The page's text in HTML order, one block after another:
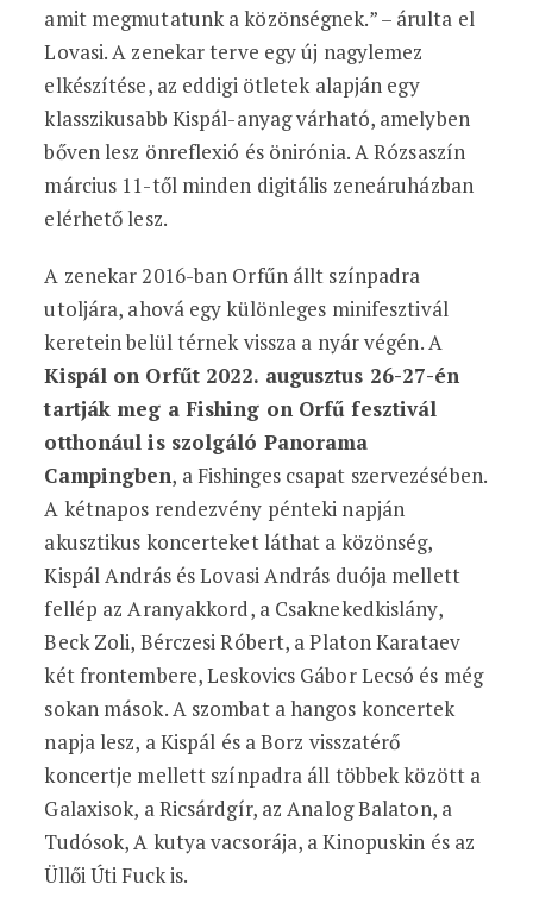
amit megmutatunk a közönségnek.” – árulta el
Lovasi. A zenekar terve egy új nagylemez
elkészítése, az eddigi ötletek alapján egy
klasszikusabb Kispál-anyag várható, amelyben
bőven lesz önreflexió és önirónia. A Rózsaszín
március 11-től minden digitális zeneáruházban
elérhető lesz.
A zenekar 2016-ban Orfűn állt színpadra
utoljára, ahová egy különleges minifesztivál
keretein belül térnek vissza a nyár végén. A
Kispál on Orfűt 2022. augusztus 26-27-én
tartják meg a Fishing on Orfű fesztivál
otthonául is szolgáló Panorama
Campingben, a Fishinges csapat szervezésében.
A kétnapos rendezvény pénteki napján
akusztikus koncerteket láthat a közönség,
Kispál András és Lovasi András duója mellett
fellép az Aranyakkord, a Csaknekedkislány,
Beck Zoli, Bérczesi Róbert, a Platon Karataev
két frontembere, Leskovics Gábor Lecsó és még
sokan mások. A szombat a hangos koncertek
napja lesz, a Kispál és a Borz visszatérő
koncertje mellett színpadra áll többek között a
Galaxisok, a Ricsárdgír, az Analog Balaton, a
Tudósok, A kutya vacsorája, a Kinopuskin és az
Üllői Úti Fuck is.